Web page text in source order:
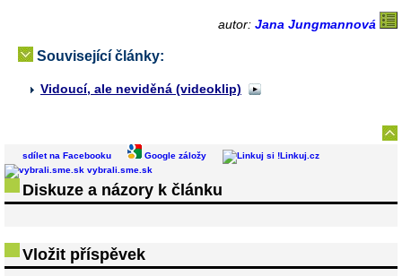
autor: Jana Jungmannová
Související články:
Vidoucí, ale neviděná (videoklip)
sdílet na Facebooku Google záložy
Linkuj.cz
vybrali.sme.sk
Diskuze a názory k článku
Vložit příspěvek